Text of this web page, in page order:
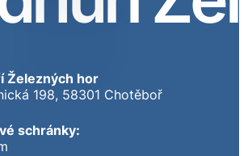
Železných hor
198, 58301 Chotěboř
schránky: